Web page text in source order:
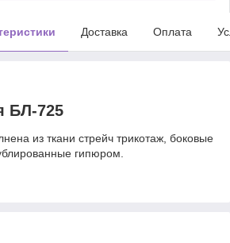
Доставка Оплата
БЛ-725
из ткани стрейч трикотаж, боковые
гипюром.